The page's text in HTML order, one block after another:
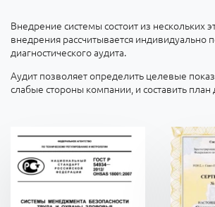
Внедрение системы состоит из нескольких
внедрения рассчитывается индивидуально
диагностического аудита.
Аудит позволяет определить целевые
слабые стороны компании, и составить